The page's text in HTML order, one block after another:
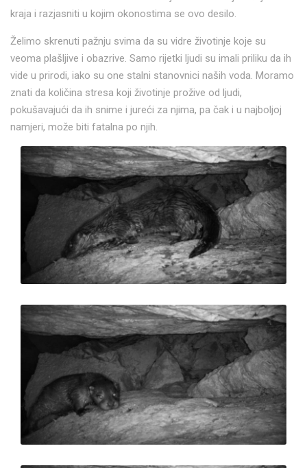
kraja i razjasniti u kojim okonostima se ovo desilo.
Želimo skrenuti pažnju svima da su vidre životinje koje su
veoma plašljive i obazrive. Samo rijetki ljudi su imali priliku da ih
vide u prirodi, iako su one stalni stanovnici naših voda. Moramo
znati da količina stresa koji životinje prožive od ljudi,
pokušavajući da ih snime i jureći za njima, pa čak i u najboljoj
namjeri, može biti fatalna po njih.